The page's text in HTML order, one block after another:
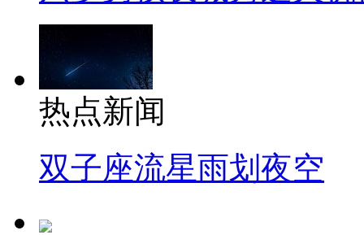
热点新闻
双子座流星雨划夜空